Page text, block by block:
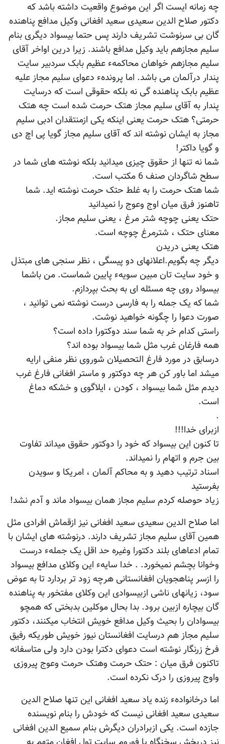
چه زمانه ایست اگر این موضوع واقعیت داشته باشد که
دکتور صلاح الدین سعیدی سعید افغانی وکیل مدافع پناهنده
گان بی سرنوشت تشریف دارند پس حتما بیسواد دیگری بنام
سلیم مجازهم باید وکیل مدافع باشند. زیرا درین اواخر آقای
سلیم مجازهم خواهان محاکمهء عظیم بابک سردبیر سایت
پندار درآلمان می باشد. اما پروندهء دعوای سلیم مجاز علیه
عظیم بابک پناهنده گی نه بلکه حقوقی است که درسایت
پندار به آقای سلیم مجاز هتک حرمت شده است چه هتک
حرمتی؟ هتک حرمت یعنی اینکه یکی ازمنتقدان ادبی سلیم
مجاز به ایشان نوشته اند که آقای سلیم مجاز گویا پی اچ دی
و گویا داکتر!
شما نه تنها از حقوق چیزی میدانید بلکه نوشته های شما در
سطح شاگردان صنف 6 مکتب است.
شما هتک حرمت را به غلط حتک حرمت نوشته اید. شما
تاهنوز فرق میان اوج وعوج را نمیدانید
حتک یعنی چوچه شتر مرغ ، یعنی سلیم مجاز.
معنای حتک ، شترمرغ چوچه است.
هتک یعنی دریدن
دیگر چه بگویم.اعلانهای دو پیسگی ، نظر سنجی های مبتذل
و خود سایت تان مبین سویهء پایین شماست. من باشما
بیسواد روی چه مسئله ای به بحث بپردازم.
شما که یک جمله را به فارسی درست نوشته نمی توانید ،
صورت دعوا را چگونه خواهید نوشت.
راستی کدام خر به شما سند دوکتورا داده است؟
همه فارغان غرب مثل شما بیسواد بوده اند؟
درسابق در مورد فارغ التحصیلان شوروی نظر منفی ارایه
میشد اما باور کن هر چه دوکتور و ماستر افغانی فارغ غرب
دیدم مثل شما بیسواد ، کودن ، ایلاگوی و خشکه دماغ
است.
.
ازبرای خدا!!!
تا کنون این بیسواد که خود را دوکتور حقوق میداند تفاوت
بین جرم و اتهام را نمیداند.
اسناد ترتیب دهید و به محاکم آلمان ، امریکا و سویدن
بفرستید
زیاد حوصله کردم سلیم مجاز همان بیسواد ماند و آدم نشد!
اما صلاح الدین سعیدی سعید افغانی نیز ازقماش افرادی مثل
همین آقای سلیم مجاز تشریف دارند. درنوشته های ایشان با
تمام ادعاهای بلند دکتورا وغیره حد اقل یک جملهء درست
وخوانا بچشم نمیخورد. . خدا سایهء این وکلای مدافع بیسواد
را ازسر پناهجویان افغانستانی هرچه زود تر بردارد تا به عوض
سود، زیانهای ناشی ازبیسوادی این وکلای مفتخور به پناهنده
گان بیچاره ازبین برود. بدا بحال موکلین بدبختی که همچو
بیسوادان را بحیث وکیل مدافع خویش انتخاب میکنند، دکتور
سلیم مجاز هم درسایت افغانستان نیوز خویش طوریکه رفیق
فرخ زرنگار نوشته است دعوای دکترا بودن دارد ولی متاسفانه
تاکنون فرق میان : حتک حرمت وهتک حرمت وعوج پیروزی
واوج پیروزی را درک نکرده است.
اما درخانوادهء زنده یاد سعید افغانی این تنها صلاح الدین
سعیدی سعید افغانی نیست که خودش را بنام نویسنده
جازده است. یکی ازبرادران دیگرش بنام سمیع الدین افغانی